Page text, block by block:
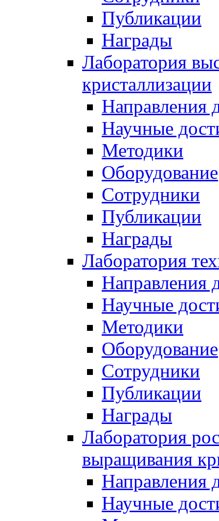
Публикации
Награды
Лаборатория
кристаллизации
Направления
Научные
Методики
Оборудование
Сотрудники
Публикации
Награды
Лаборатория
Направления
Научные
Методики
Оборудование
Сотрудники
Публикации
Награды
Лаборатория
выращивания
Направления
Научные